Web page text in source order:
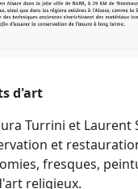
d'art
Turrini et Laurent
et
fresques,
religieux.